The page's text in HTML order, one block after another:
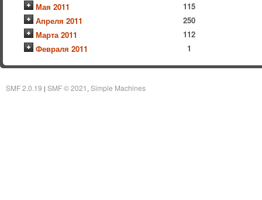
Мая 2011
115
Апреля 2011
250
Марта 2011
112
Февраля 2011
1
SMF 2.0.19 | SMF © 2021 Simple Machines